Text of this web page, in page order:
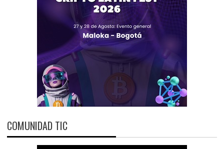
COMUNIDAD TIC